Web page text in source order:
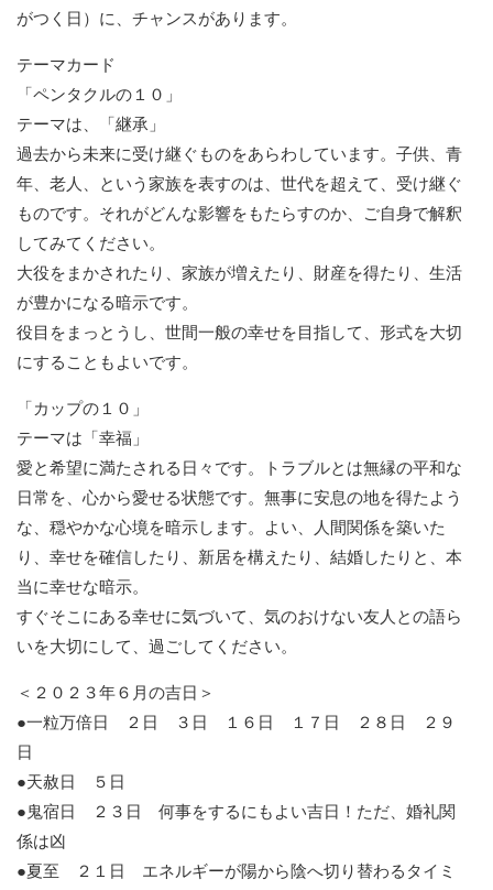
がつく日）に、チャンスがあります。
テーマカード
「ペンタクルの１０」
テーマは、「継承」
過去から未来に受け継ぐものをあらわしています。子供、青
年、老人、という家族を表すのは、世代を超えて、受け継ぐ
ものです。それがどんな影響をもたらすのか、ご自身で解釈
してみてください。
大役をまかされたり、家族が増えたり、財産を得たり、生活
が豊かになる暗示です。
役目をまっとうし、世間一般の幸せを目指して、形式を大切
にすることもよいです。
「カップの１０」
テーマは「幸福」
愛と希望に満たされる日々です。トラブルとは無縁の平和な
日常を、心から愛せる状態です。無事に安息の地を得たよう
な、穏やかな心境を暗示します。よい、人間関係を築いた
り、幸せを確信したり、新居を構えたり、結婚したりと、本
当に幸せな暗示。
すぐそこにある幸せに気づいて、気のおけない友人との語ら
いを大切にして、過ごしてください。
＜２０２３年６月の吉日＞
●一粒万倍日 ２日 ３日 １６日 １７日 ２８日 ２９
日
●天赦日 ５日
●鬼宿日 ２３日 何事をするにもよい吉日！ただ、婚礼関
係は凶
●夏至 ２１日 エネルギーが陽から陰へ切り替わるタイミ